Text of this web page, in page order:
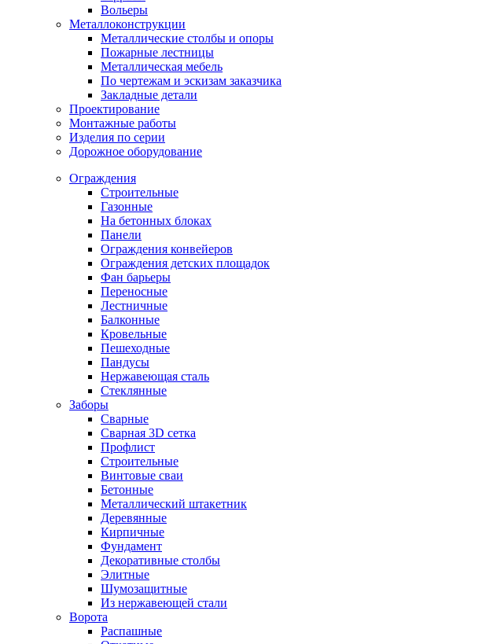
Вольеры
Металлоконструкции
Металлические столбы и опоры
Пожарные лестницы
Металлическая мебель
По чертежам и эскизам заказчика
Закладные детали
Проектирование
Монтажные работы
Изделия по серии
Дорожное оборудование
Ограждения
Строительные
Газонные
На бетонных блоках
Панели
Ограждения конвейеров
Ограждения детских площадок
Фан барьеры
Переносные
Лестничные
Балконные
Кровельные
Пешеходные
Пандусы
Нержавеющая сталь
Стеклянные
Заборы
Сварные
Сварная 3D сетка
Профлист
Строительные
Винтовые сваи
Бетонные
Металлический штакетник
Деревянные
Кирпичные
Фундамент
Декоративные столбы
Элитные
Шумозащитные
Из нержавеющей стали
Ворота
Распашные